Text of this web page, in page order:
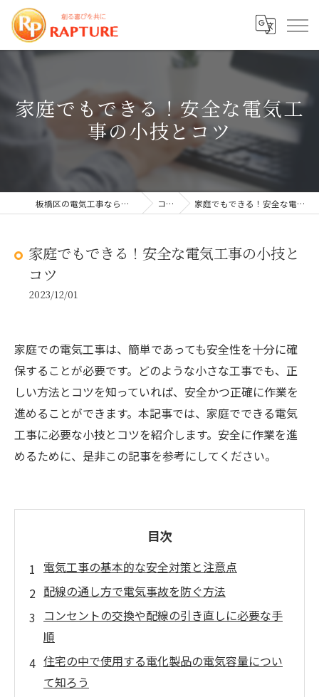
家庭でもできる！安全な電気工
事の小技とコツ
板橋区の電気工事なら株式会社ラプチャー コラム 家庭でもできる！安全な電気工事の小技とコツ
家庭でもできる！安全な電気工事の小技と
コツ
2023/12/01
家庭での電気工事は、簡単であっても安全性を十分に確
保することが必要です。どのような小さな工事でも、正
しい方法とコツを知っていれば、安全かつ正確に作業を
進めることができます。本記事では、家庭でできる電気
工事に必要な小技とコツを紹介します。安全に作業を進
めるために、是非この記事を参考にしてください。
目次
電気工事の基本的な安全対策と注意点
配線の通し方で電気事故を防ぐ方法
コンセントの交換や配線の引き直しに必要な手
順
住宅の中で使用する電化製品の電気容量につい
て知ろう